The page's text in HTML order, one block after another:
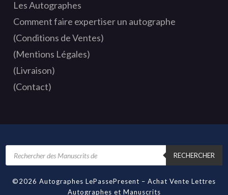
Les Autographes
Comment faire expertiser un autographe
(Conditions de Ventes)
(Mentions Légales)
(Livraison)
(Contact)
Recherche
produits
RECHERCHER
©2026 Autographes LePassePresent – Achat Vente Lettres
Autographes et Manuscrits